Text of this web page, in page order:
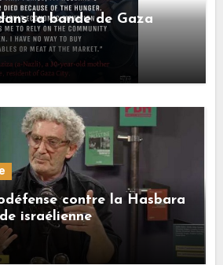
la bande de Gaza
contre la Hasbara
israélienne